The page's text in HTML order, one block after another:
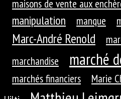
maisons de vente aux
manipulation manque
Marc-André Renold
marchandise
marché
marchés financiers
Marie